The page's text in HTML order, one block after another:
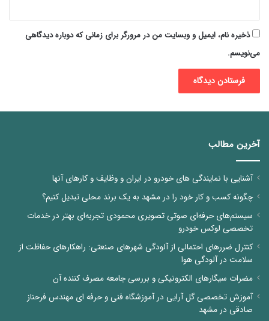
ذخیره نام، ایمیل و وبسایت من در مرورگر برای زمانی که دوباره دیدگاهی
می‌نویسم.
آخرین مطالب
آشنایی با نمایندگی های خودرو در ایران و وظایف و کارهای آنها
چگونه کسب و کار خود را در مشهد به یک برند محلی تبدیل کنیم؟
سیستم‌های حرفه‌ای صوتی تصویری محمودی تجربه‌ای بهتر در خدمات
تخصصی لوکس خودرو
کنترل ضررهای احتمالی از آلودگی شهرهای صنعتی: راهکارهای حفاظت از
سلامت در آلودگی هوا
مضرات سیگارهای الکترونیکی و بررسی جامعه مصرف کننده آن
آموزش تخصصی گل آرایی در آموزشگاه فنی و حرفه ای مهندس فرحناز
صادقی در مشهد